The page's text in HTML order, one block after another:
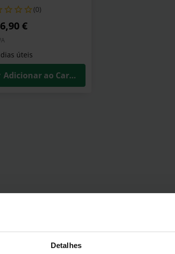
Detalhes
(0)
€
úteis
Adicionar ao Carrinho